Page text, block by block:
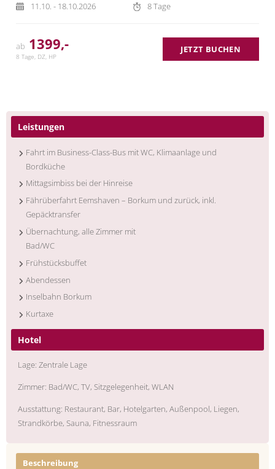
11.10. - 18.10.2026 8 Tage
ab 1399,-
8 Tage, DZ, HP
JETZT BUCHEN
Beschreibung
Leistungen
Fahrt im Business-Class-Bus mit WC, Klimaanlage und
Bordküche
Mittagsimbiss bei der Hinreise
Fährüberfahrt Eemshaven – Borkum und zurück, inkl.
Gepäcktransfer
Übernachtung, alle Zimmer mit
Bad/WC
Frühstücksbuffet
Abendessen
Inselbahn Borkum
Kurtaxe
Hotel
Lage: Zentrale Lage
Zimmer: Bad/WC, TV, Sitzgelegenheit, WLAN
Ausstattung: Restaurant, Bar, Hotelgarten, Außenpool, Liegen,
Strandkörbe, Sauna, Fitnessraum